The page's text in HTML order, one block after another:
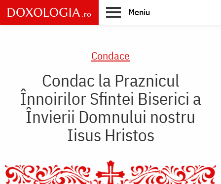
Skip
to
main
Meniu
Condace
Condac la Praznicul
Înnoirilor Sfintei Biserici a
Învierii Domnului nostru
Iisus Hristos